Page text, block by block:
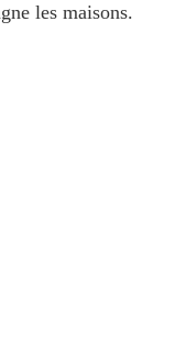
les maisons.